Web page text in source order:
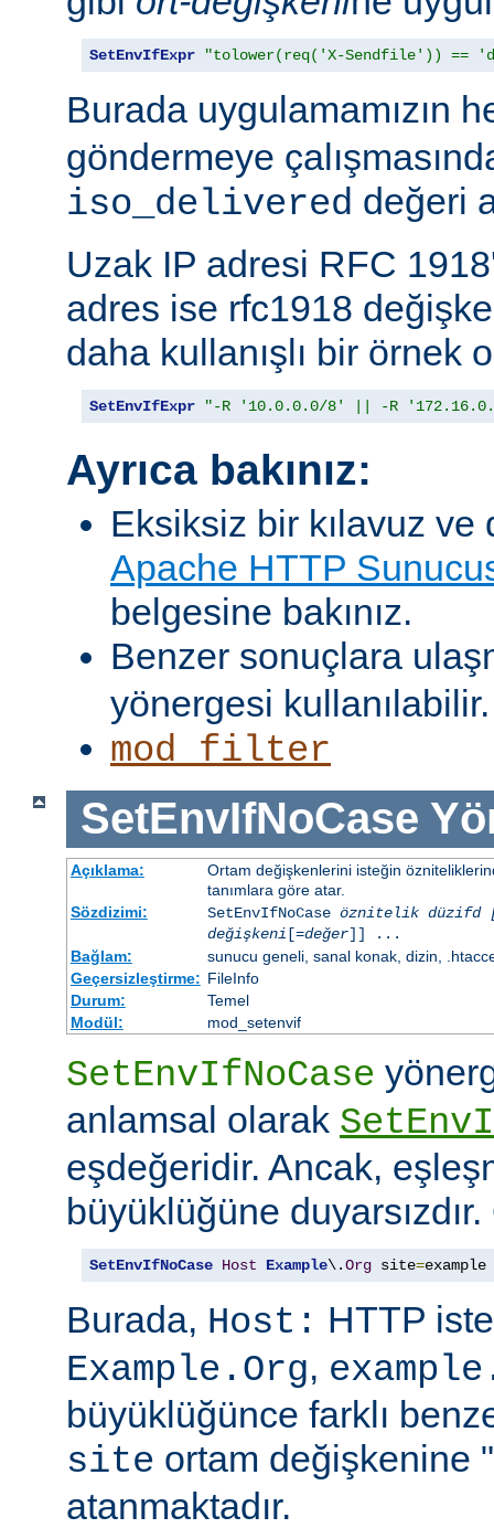
SetEnvIfExpr "tolower(req('X-Sendfile')) ==
Burada uygulamamızın
göndermeye
iso_delivered değeri
Uzak IP adresi RFC
adres ise rfc1918
daha kullanışlı bir örnek
SetEnvIfExpr "-R '10.0.0.0/8' || -R
Ayrıca bakınız:
Eksiksiz bir kılavuz
Apache HTTP
belgesine bakınız.
Benzer sonuçlara
yönergesi kullanılabilir.
mod_filter
SetEnvIfNoCase
Açıklama:
Ortam değişkenlerini isteğin
tanımlara göre atar.
Sözdizimi:
SetEnvIfNoCase öznitelik düzifd
değişkeni [=değer]] ...
Bağlam:
sunucu geneli, sanal konak, dizin,
Geçersizleştirme: FileInfo
Durum:
Temel
Modül:
mod_setenvif
SetEnvIfNoCase
anlamsal olarak
eşdeğeridir. Ancak,
büyüklüğüne
SetEnvIfNoCase Host Example\.Org site=example
Burada, Host: HTTP
Example.Org,
büyüklüğünce farklı
site ortam değişkenine "
atanmaktadır.